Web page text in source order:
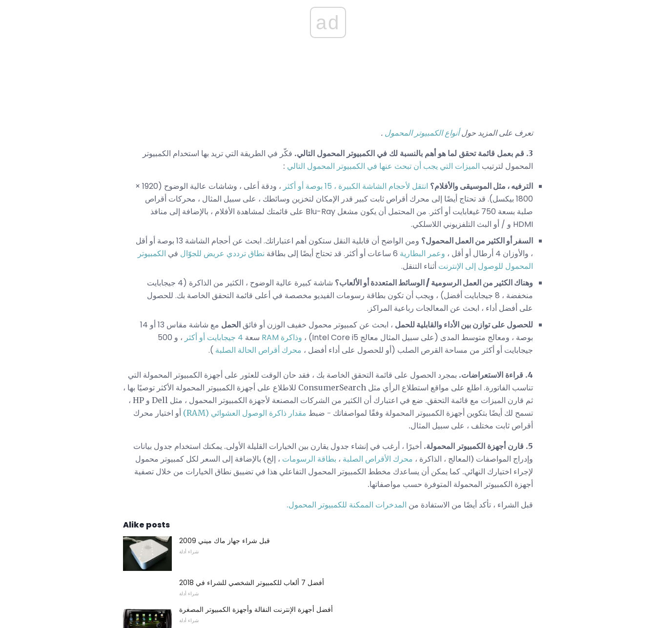
ad
تعرف على المزيد حولأنواع الكمبيوتر المحمول .
3. قم بعمل قائمة تحقق لما هو أهم بالنسبة لك في الكمبيوتر المحمول التالي.
فكّر في الطريقة التي تريد بها استخدام الكمبيوتر
المحمول لترتيب الميزات التي يجب أن تبحث عنها في الكمبيوتر المحمول التالي :
الترفيه ، مثل الموسيقى والأفلام؟ انتقل لأحجام الشاشة الكبيرة ، 15 بوصة أو أكثر
، ودقة أعلى ، وشاشات عالية الوضوح (1920 ×
1800 بيكسل). قد تحتاج أيضًا إلى محرك أقراص ثابت كبير قدر الإمكان لتخزين وسائطك ، على سبيل المثال ، محركات أقراص
صلبة بسعة 750 غيغابايت أو أكثر. من المحتمل أن يكون مشغل Blu-Ray على قائمتك لمشاهدة الأفلام ، بالإضافة إلى منافذ
HDMI و / أو البث التلفزيوني اللاسلكي.
السفر أو الكثير من العمل المحمول؟
ومن الواضح أن قابلية النقل ستكون أهم اعتباراتك. ابحث عن أحجام الشاشة 13 بوصة أو أقل
، والأوزان 4 أرطال أو أقل ،
وعمر البطارية نطاق ترددي عريض للجوّال في الكمبيوتر
المحمول للوصول إلى الإنترنت أثناء التنقل.
وهناك الكثير من العمل الرسومية / الوسائط المتعددة أو الألعاب؟
شاشة كبيرة عالية الوضوح ، الكثير من الذاكرة (4 جيجابايت
منخفضة ، 8 جيجابايت أفضل) ، ويجب أن تكون بطاقة رسومات الفيديو مخصصة في أعلى قائمة التحقق الخاصة بك. للحصول
على أفضل أداء ، ابحث عن المعالجات رباعية المراكز.
للحصول على توازن بين الأداء والقابلية للحمل ، ابحث عن كمبيوتر محمول خفيف الوزن أو فائق الحمل
مع شاشة مقاس 13 أو 14
بوصة ، ومعالج متوسط ​​المدى (على سبيل المثال معالج Intel Core i5) ،
وذاكرة RAM سعة 4 جيجابايت أو أكثر
، و 500
جيجابايت أو أكثر من مساحة القرص الصلب (أو للحصول على أداء أفضل ، محرك أقراص الحالة الصلبة ).
4. قراءة الاستعراضات.
بمجرد الحصول على قائمة التحقق الخاصة بك ، فقد حان الوقت للعثور على أجهزة الكمبيوتر المحمولة التي
تناسب الفاتورة. اطلع على مواقع استطلاع الرأي مثل ConsumerSearch للاطلاع على أجهزة الكمبيوتر المحمولة الأكثر توصيًا بها ،
ثم قارن الميزات مع قائمة التحقق. ضع في اعتبارك أن الكثير من الشركات المصنعة لأجهزة الكمبيوتر المحمول ، مثل Dell و HP ،
تسمح لك أيضًا بتكوين أجهزة الكمبيوتر المحمولة وفقًا لمواصفاتك - ضبط مقدار ذاكرة الوصول العشوائي (RAM)
أو اختيار محرك
أقراص ثابت مختلف ، على سبيل المثال.
5. قارن أجهزة الكمبيوتر المحمولة.
أخيرًا ، أرغب في إنشاء جدول يقارن بين الخيارات القليلة الأولى. يمكنك استخدام جدول بيانات
وإدراج المواصفات (المعالج ، الذاكرة ، محرك الأقراص الصلبة ، بطاقة الرسومات ، إلخ) بالإضافة إلى السعر لكل كمبيوتر محمول
لإجراء اختيارك النهائي. كما يمكن أن يساعدك مخطط الكمبيوتر المحمول التفاعلي هذا في تضييق نطاق الخيارات من خلال تصفية
أجهزة الكمبيوتر المحمولة المتوفرة حسب مواصفاتها.
قبل الشراء ، تأكد أيضًا من الاستفادة من المدخرات الممكنة للكمبيوتر المحمول.
Alike posts
قبل شراء جهاز ماك ميني 2009
شراء أدلة
أفضل 7 ألعاب للكمبيوتر الشخصي للشراء في 2018
شراء أدلة
أفضل أجهزة الإنترنت النقالة وأجهزة الكمبيوتر المصغرة
شراء أدلة